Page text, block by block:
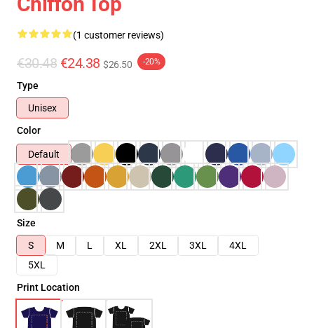
(1 customer reviews)
€30.48 €24.38 $26.50 -20%
Type
Unisex
Color
Default
Size
S
M L XL 2XL 3XL
4XL
5XL
Print Location